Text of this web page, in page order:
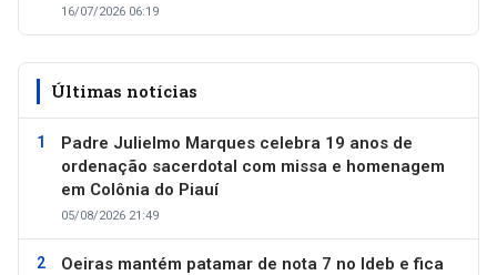
16/07/2026 06:19
Últimas notícias
Padre Julielmo Marques celebra 19 anos de
ordenação sacerdotal com missa e homenagem
em Colônia do Piauí
05/08/2026 21:49
Oeiras mantém patamar de nota 7 no Ideb e fica